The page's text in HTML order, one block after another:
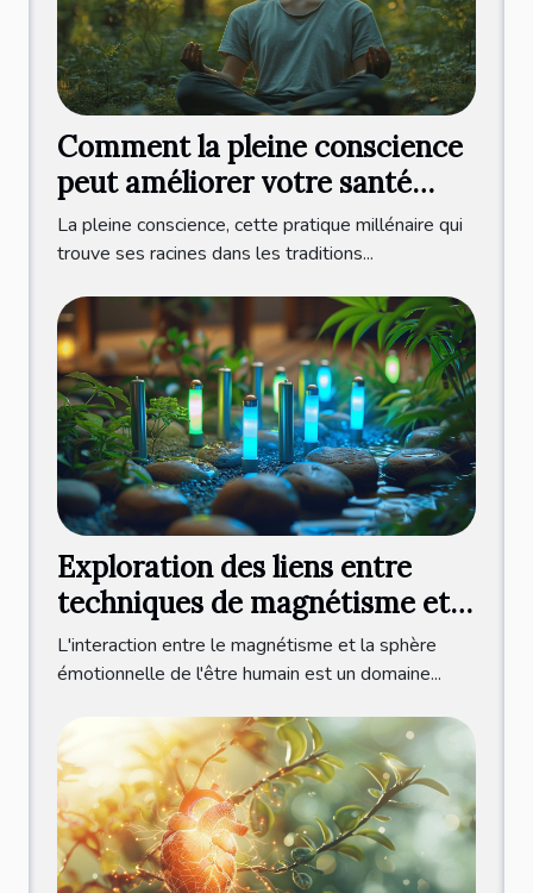
Comment la pleine conscience
peut améliorer votre santé
mentale
La pleine conscience, cette pratique millénaire qui
trouve ses racines dans les traditions...
Exploration des liens entre
techniques de magnétisme et
gestion des émotions
L'interaction entre le magnétisme et la sphère
émotionnelle de l'être humain est un domaine...